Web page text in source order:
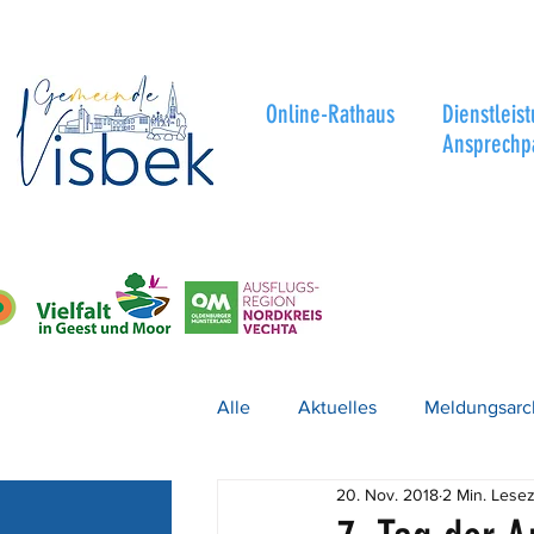
Online-Rathaus
Alle Aktuelles
20. Nov. 2018 2 Min.